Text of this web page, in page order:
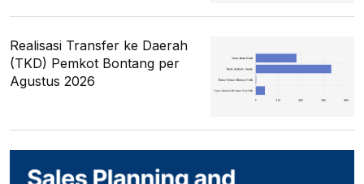
Realisasi Transfer ke Daerah
(TKD) Pemkot Bontang per
Agustus 2026